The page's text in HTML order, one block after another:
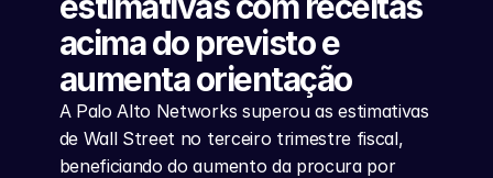
acima do previsto e
aumenta orientação
A Palo Alto Networks superou as estimativas
de Wall Street no terceiro trimestre fiscal,
beneficiando do aumento da procura por